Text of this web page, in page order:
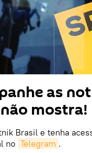
as
mostra!
Brasil e tenha
no Telegram .